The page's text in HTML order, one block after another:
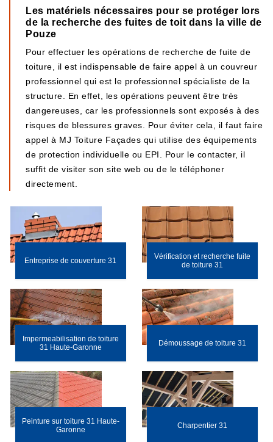
Les matériels nécessaires pour se protéger lors
de la recherche des fuites de toit dans la ville de
Pouze
Pour effectuer les opérations de recherche de fuite de
toiture, il est indispensable de faire appel à un couvreur
professionnel qui est le professionnel spécialiste de la
structure. En effet, les opérations peuvent être très
dangereuses, car les professionnels sont exposés à des
risques de blessures graves. Pour éviter cela, il faut faire
appel à MJ Toiture Façades qui utilise des équipements
de protection individuelle ou EPI. Pour le contacter, il
suffit de visiter son site web ou de le téléphoner
directement.
Entreprise de couverture 31
Vérification et recherche fuite
de toiture 31
Impermeabilisation de toiture
31 Haute-Garonne
Démoussage de toiture 31
Peinture sur toiture 31 Haute-
Garonne
Charpentier 31